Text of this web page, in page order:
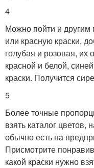
4
Можно пойти и
или красную краски,
голубая и розовая, их
красной и белой,
краски. Получится
5
Более точные
взять каталог цветов,
обычно есть на
Присмотрите
какой краски нужно